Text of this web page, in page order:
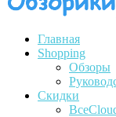
Главная
Shopping
Обзоры
Скидки
Все